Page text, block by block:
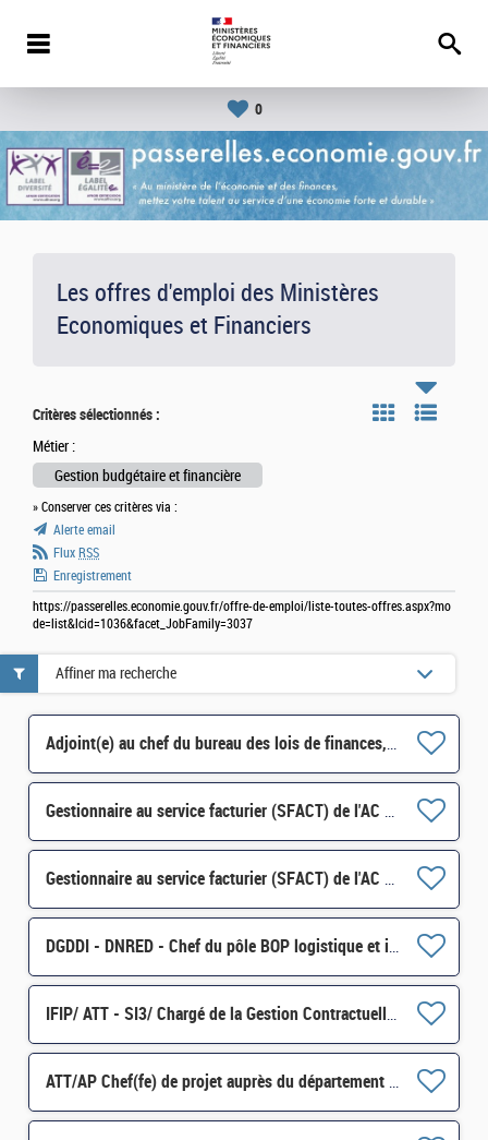
0
Les offres d'emploi des Ministères
Economiques et Financiers
Critères sélectionnés :
Métier :
Gestion budgétaire et financière
» Conserver ces critères via :
Alerte email
Flux RSS
Enregistrement
https://passerelles.economie.gouv.fr/offre-de-emploi/liste-toutes-offres.aspx?mo
de=list&lcid=1036&facet_JobFamily=3037
Adjoint(e) au chef du bureau des lois de finances, pole synthèse normative 1BLF* H/F
Gestionnaire au service facturier (SFACT) de l'AC Masse H/F
Gestionnaire au service facturier (SFACT) de l'AC Masse H/F
DGDDI - DNRED - Chef du pôle BOP logistique et immobilier de la DNRED H/F
IFIP/ ATT - SI3/ Chargé de la Gestion Contractuelle et budgétaire H/F
ATT/AP Chef(fe) de projet auprès du département de contrôle budgétaire H/F
Affiner ma recherche